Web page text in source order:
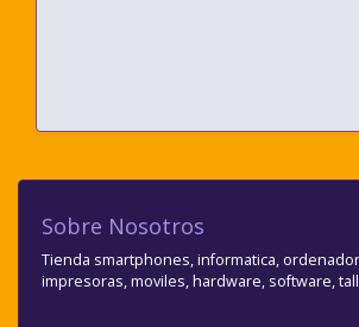
Sobre Nosotros
Tienda smartphones, informatica,
impresoras, moviles, hardware, software,